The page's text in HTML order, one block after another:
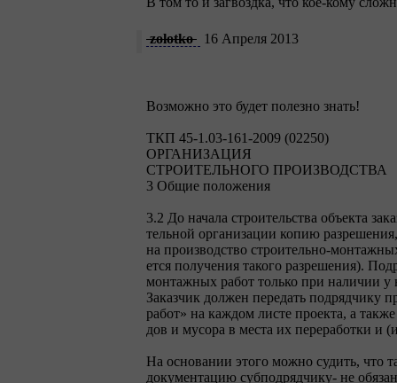
zolotko 16 Апреля 2013
Возможно это будет полезно знать!
ТКП 45-1.03-161-2009 (02250)
ОРГАНИЗАЦИЯ
СТРОИТЕЛЬНОГО ПРОИЗВОДСТВА
3 Общие положения
3.2 До начала строительства объекта
тельной организации копию
на производство строительно-
ется получения такого разрешения).
монтажных работ только при наличии у
Заказчик должен передать подрядчику
работ» на каждом листе проекта, а
дов и мусора в места их переработки и
На основании этого можно судить, что
документацию субподрядчику- не